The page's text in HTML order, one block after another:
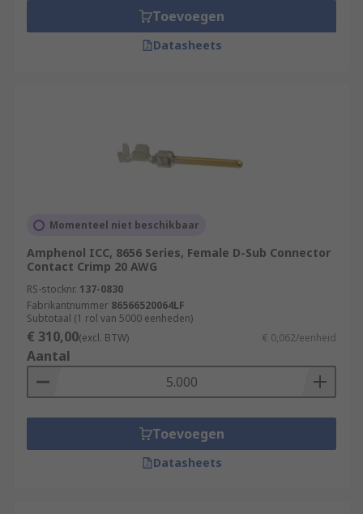
Toevoegen
Datasheets
Momenteel niet beschikbaar
Amphenol ICC, 8656 Series, Female D-Sub Connector
Contact Crimp 20 AWG
RS-stocknr. 137-0830
Fabrikantnummer 86566520064LF
Subtotaal (1 rol van 5000 eenheden)
€ 310,00(excl. BTW) € 0,062/eenheid
Aantal
Toevoegen
Datasheets